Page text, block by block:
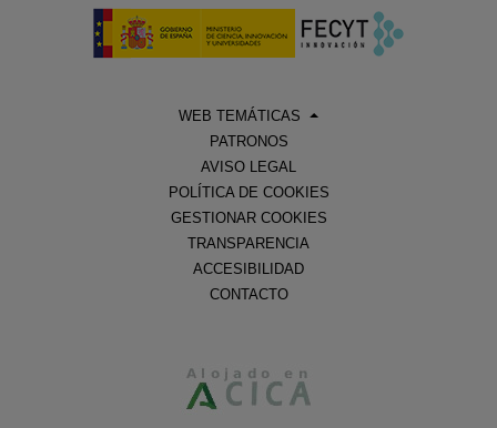
WEB TEMÁTICAS
PATRONOS
AVISO LEGAL
POLÍTICA DE COOKIES
GESTIONAR COOKIES
TRANSPARENCIA
ACCESIBILIDAD
CONTACTO